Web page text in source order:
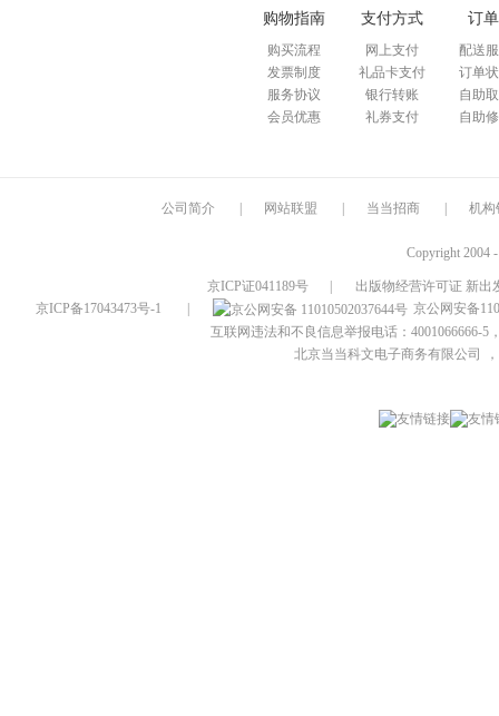
购物指南
购买流程
发票制度
服务协议
会员优惠
支付方式
网上支付
礼品卡支付
银行转账
礼券支付
订
配送
订单
自助
自助
公司简介 网站联盟 当当招商 机构
Copyright 2004
京ICP证041189号
出版物经营许可证 新出
京ICP备17043473号-1
京公网安备
互联网违法和不良信息举报电话：4001066666-5
北京当当科文电子商务有限公司